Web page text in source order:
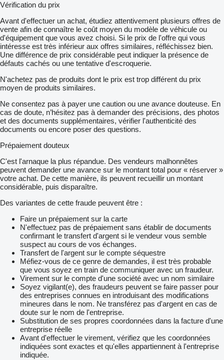
Vérification du prix
Avant d'effectuer un achat, étudiez attentivement plusieurs offres de
vente afin de connaître le coût moyen du modèle de véhicule ou
d'équipement que vous avez choisi. Si le prix de l'offre qui vous
intéresse est très inférieur aux offres similaires, réfléchissez bien.
Une différence de prix considérable peut indiquer la présence de
défauts cachés ou une tentative d'escroquerie.
N'achetez pas de produits dont le prix est trop différent du prix
moyen de produits similaires.
Ne consentez pas à payer une caution ou une avance douteuse. En
cas de doute, n’hésitez pas à demander des précisions, des photos
et des documents supplémentaires, vérifier l'authenticité des
documents ou encore poser des questions.
Prépaiement douteux
C'est l'arnaque la plus répandue. Des vendeurs malhonnêtes
peuvent demander une avance sur le montant total pour « réserver »
votre achat. De cette manière, ils peuvent recueillir un montant
considérable, puis disparaître.
Des variantes de cette fraude peuvent être :
Faire un prépaiement sur la carte
N'effectuez pas de prépaiement sans établir de documents
confirmant le transfert d'argent si le vendeur vous semble
suspect au cours de vos échanges.
Transfert de l'argent sur le compte séquestre
Méfiez-vous de ce genre de demandes, il est très probable
que vous soyez en train de communiquer avec un fraudeur.
Virement sur le compte d'une société avec un nom similaire
Soyez vigilant(e), des fraudeurs peuvent se faire passer pour
des entreprises connues en introduisant des modifications
mineures dans le nom. Ne transférez pas d'argent en cas de
doute sur le nom de l'entreprise.
Substitution de ses propres coordonnées dans la facture d'une
entreprise réelle
Avant d'effectuer le virement, vérifiez que les coordonnées
indiquées sont exactes et qu'elles appartiennent à l'entreprise
indiquée.